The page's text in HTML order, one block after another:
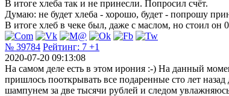
В итоге хлеба так и не принесли. Попросил счёт.
Думаю: не будет хлеба - хорошо, будет - попрошу
В итоге хлеб в чеке был, даже с маслом, но стоил он
№ 39784 Рейтинг: 7 +1
2020-07-20 09:13:08
На самом деле есть в этом ирония :-) На данный
пришлось пооткрывать все подаренные сто лет
шампунем за две тысячи рублей и следом